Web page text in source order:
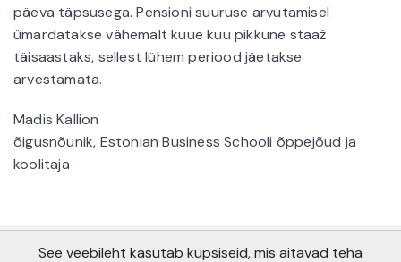
päeva täpsusega. Pensioni suuruse arvutamisel
ümardatakse vähemalt kuue kuu pikkune staaž
täisaastaks, sellest lühem periood jäetakse
arvestamata.
Madis Kallion
õigusnõunik, Estonian Business Schooli õppejõud ja
koolitaja
Copyright © AS Pensionikeskus 2021
See veebileht kasutab küpsiseid, mis aitavad teha